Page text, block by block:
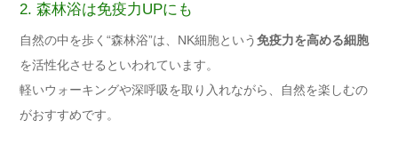
2. 森林浴は免疫力UPにも
自然の中を歩く“森林浴”は、NK細胞という免疫力を高める細胞
を活性化させるといわれています。
軽いウォーキングや深呼吸を取り入れながら、自然を楽しむの
がおすすめです。